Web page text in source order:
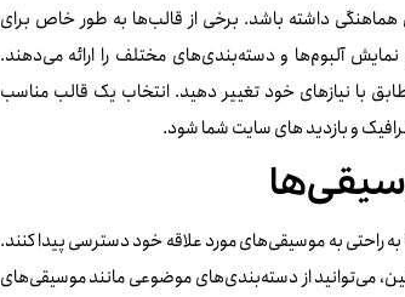
داشته باشد. برخی از قالب‌ها به طور خاص برای
آلبوم‌ها و دسته‌بندی‌های مختلف را ارائه می‌دهند.
با نیازهای خود تغییر دهید. انتخاب یک قالب مناسب
و بازدید های سایت شما شود.
راحتی به موسیقی‌های مورد علاقه خود دسترسی پیدا کنند.
می‌توانید از دسته‌بندی‌های موضوعی مانند موسیقی‌های